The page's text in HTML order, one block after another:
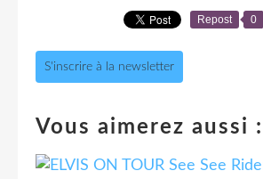
Repost 0
S'inscrire à la newsletter
Vous aimerez aussi :